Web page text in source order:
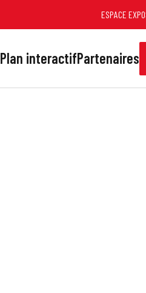
ESPACE
Plan interactifPartenaires